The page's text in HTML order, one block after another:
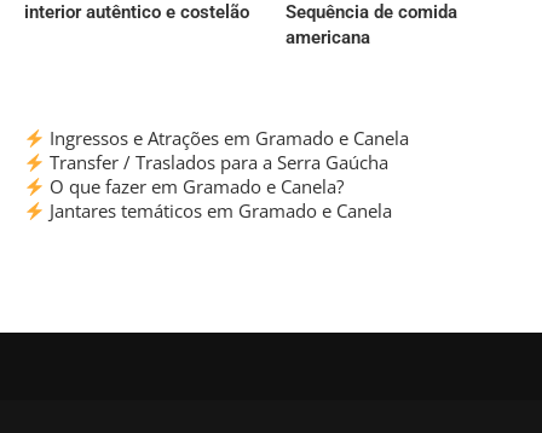
interior autêntico e costelão
Sequência de comida
americana
Ingressos e Atrações em Gramado e Canela
Transfer / Traslados para a Serra Gaúcha
O que fazer em Gramado e Canela?
Jantares temáticos em Gramado e Canela